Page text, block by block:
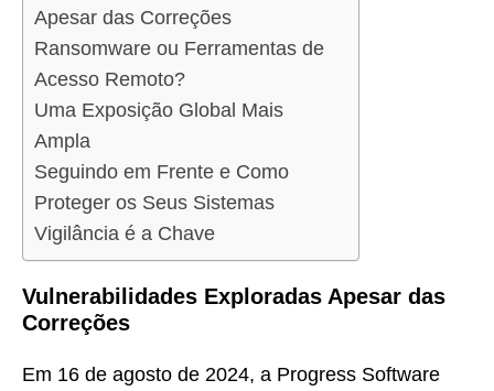
Apesar das Correções
Ransomware ou Ferramentas de
Acesso Remoto?
Uma Exposição Global Mais
Ampla
Seguindo em Frente e Como
Proteger os Seus Sistemas
Vigilância é a Chave
Vulnerabilidades Exploradas Apesar das
Correções
Em 16 de agosto de 2024, a Progress Software